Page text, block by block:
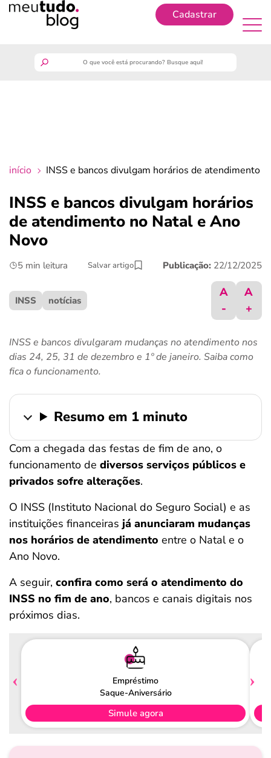
Cadastrar
crédito fácil
início INSS e bancos divulgam horários de atendimento
INSS e bancos divulgam horários
de atendimento no Natal e Ano
Novo
5 min leitura Salvar artigo Publicação: 22/12/2025
INSS notícias
A
-
A
+
INSS e bancos divulgaram mudanças no atendimento nos
dias 24, 25, 31 de dezembro e 1º de janeiro. Saiba como
fica o funcionamento.
Resumo em 1 minuto
Com a chegada das festas de fim de ano, o
funcionamento de diversos serviços públicos e
privados sofre alterações.
O INSS (Instituto Nacional do Seguro Social) e as
instituições financeiras já anunciaram mudanças
nos horários de atendimento entre o Natal e o
Ano Novo.
A seguir, confira como será o atendimento do
INSS no fim de ano, bancos e canais digitais nos
próximos dias.
Empréstimo
Saque-Aniversário
Simule agora